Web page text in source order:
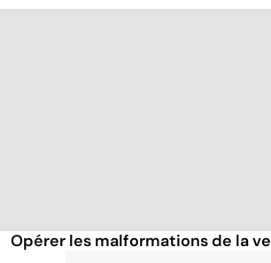
Opérer les malformations de la